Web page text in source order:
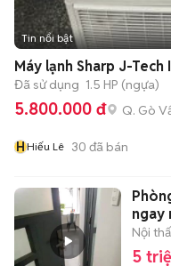
Tin nổi bật
Máy lạnh Sharp J-Tech
Đã sử dụng 1.5 HP (ngựa)
5.800.000 đ Q. Gò
HHiếu Lê 30 đã bán
ngay
Nội
5